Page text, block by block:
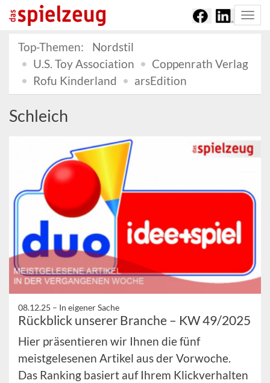
Top-Themen:
Nordstil
U.S. Toy Association
Coppenrath Verlag
Rofu Kinderland
arsEdition
Schleich
08.12.25 – In eigener Sache
Rückblick unserer Branche – KW 49/2025
Hier präsentieren wir Ihnen die fünf
meistgelesenen Artikel aus der Vorwoche.
Das Ranking basiert auf Ihrem Klickverhalten